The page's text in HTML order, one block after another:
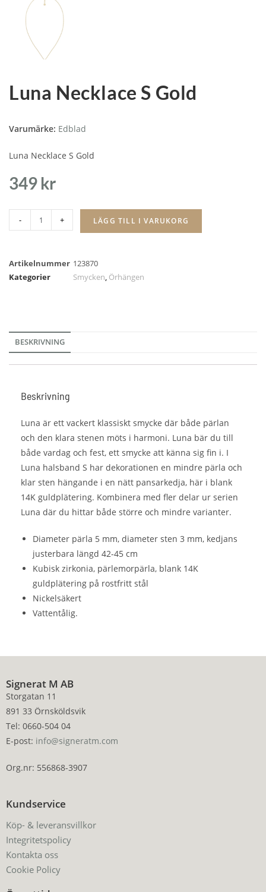
Luna Necklace S Gold
Varumärke: Edblad
Luna Necklace S Gold
349 kr
- + LÄGG TILL I VARUKORG
Artikelnummer 123870
Kategorier
Smycken, Örhängen
BESKRIVNING
Beskrivning
Luna är ett vackert klassiskt smycke där både pärlan
och den klara stenen möts i harmoni. Luna bär du till
både vardag och fest, ett smycke att känna sig fin i. I
Luna halsband S har dekorationen en mindre pärla och
klar sten hängande i en nätt pansarkedja, här i blank
14K guldplätering. Kombinera med fler delar ur serien
Luna där du hittar både större och mindre varianter.
Diameter pärla 5 mm, diameter sten 3 mm, kedjans
justerbara längd 42-45 cm
Kubisk zirkonia, pärlemorpärla, blank 14K
guldplätering på rostfritt stål
Nickelsäkert
Vattentålig.
Signerat M AB
Storgatan 11
891 33 Örnsköldsvik
Tel: 0660-504 04
E-post: info@signeratm.com
Org.nr: 556868-3907
Kundservice
Köp- & leveransvillkor
Integritetspolicy
Kontakta oss
Cookie Policy